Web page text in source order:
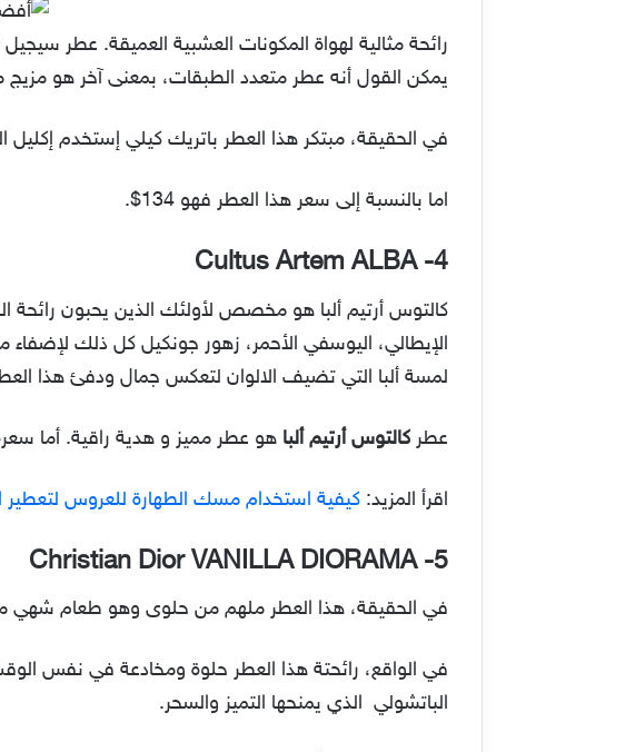
رائحة مثالية لهواة المكونات العشبية العميقة. عطر
يمكن القول أنه عطر متعدد الطبقات، بمعنى آخر هو مزيج
في الحقيقة، مبتكر هذا العطر باتريك كيلي إستخدم إكليل
اما بالنسبة إلى سعر هذا العطر فهو 134$.
4-
Cultus Artem ALBA
كالتوس أرتيم ألبا هو مخصص لأولئك الذين يحبون رائحة
الإيطالي، اليوسفي الأحمر، زهور جونكيل كل ذلك
لمسة ألبا التي تضيف الالوان لتعكس جمال ودفئ هذا
عطر كالتوس أرتيم ألبا هو عطر مميز و هدية راقية. أما سعره فهو 550$ حيث يعتبر من بين أفضل 10 عطور
اقرأ المزيد: كيفية استخدام مسك الطهارة للعروس لتعطير
5-
Christian Dior VANILLA DIORAMA
في الحقيقة، هذا العطر ملهم من حلوى وهو طعام شهي من
في الواقع، رائحتة هذا العطر حلوة ومخادعة في نفس
الباتشولي الذي يمنحها التميز والسحر.